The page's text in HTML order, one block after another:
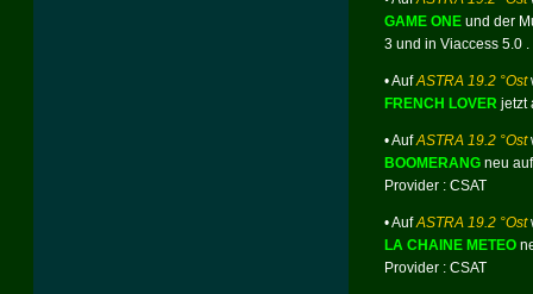
GAME ONE und der
3 und in Viaccess 5.0 .
• AufASTRA 19.2 °Ost
FRENCH LOVER jetzt
• AufASTRA 19.2 °Ost
BOOMERANG neu
Provider : CSAT
• AufASTRA 19.2 °Ost
LA CHAINE METEO
Provider : CSAT